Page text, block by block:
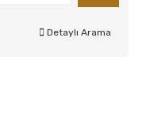
Detaylı Arama